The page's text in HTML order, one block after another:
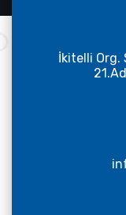
İkitelli Org.